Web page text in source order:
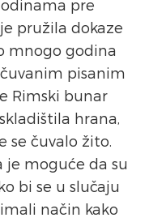
pre
pružila dokaze
mnogo godina
pisanim
Rimski bunar
hrana,
se čuvalo žito.
moguće da su
bi se u slučaju
način kako